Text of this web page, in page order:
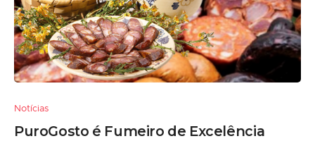
Notícias
PuroGosto é Fumeiro de Excelência